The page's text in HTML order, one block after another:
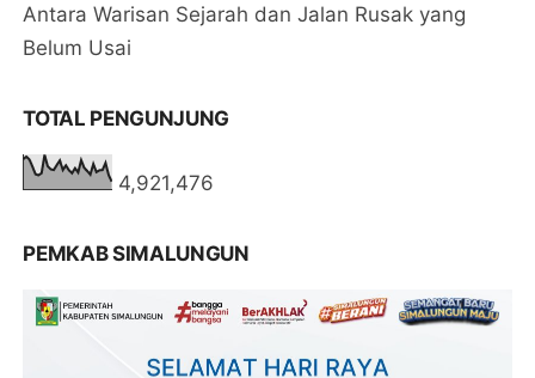
Antara Warisan Sejarah dan Jalan Rusak yang
Belum Usai
TOTAL PENGUNJUNG
4,921,476
PEMKAB SIMALUNGUN